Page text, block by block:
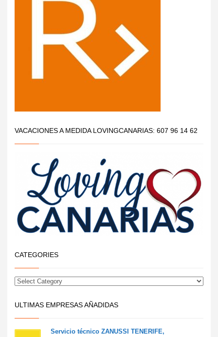
VACACIONES A MEDIDA LOVINGCANARIAS: 607 96 14 62
CATEGORIES
ULTIMAS EMPRESAS AÑADIDAS
Servicio técnico ZANUSSI TENERIFE,